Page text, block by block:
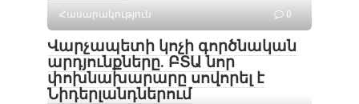
Հասարակություն 0
Վարչապետի կոչի գործնական
արդյունքները. ԲՏԱ նոր
փոխնախարարը սովորել է
Նիդերլանդներում